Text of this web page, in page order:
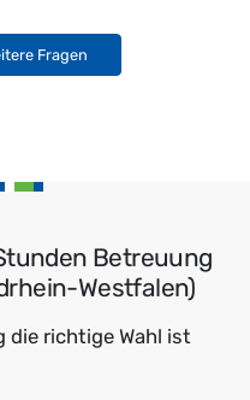
Fragen
Betreuung
Westfalen)
die richtige Wahl ist